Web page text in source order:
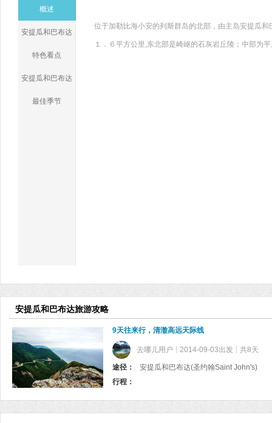
概述
安提瓜和巴布达
特色看点
安提瓜和巴布达
最佳季节
位于加勒比海小安的列斯群岛的北部，由主岛安提瓜
１．６平方公里,东北部是崎岖的石灰岩丘陵；中部为
安提瓜和巴布达旅游攻略
9天往来行，清澈高远天际线
去哪儿用户 2014-09-03出发 共8天
途径：
安提瓜和巴布达(圣约翰Saint John's)
行程：